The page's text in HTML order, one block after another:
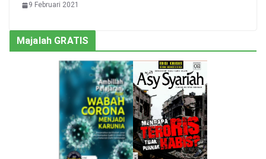
9 Februari 2021
Majalah GRATIS